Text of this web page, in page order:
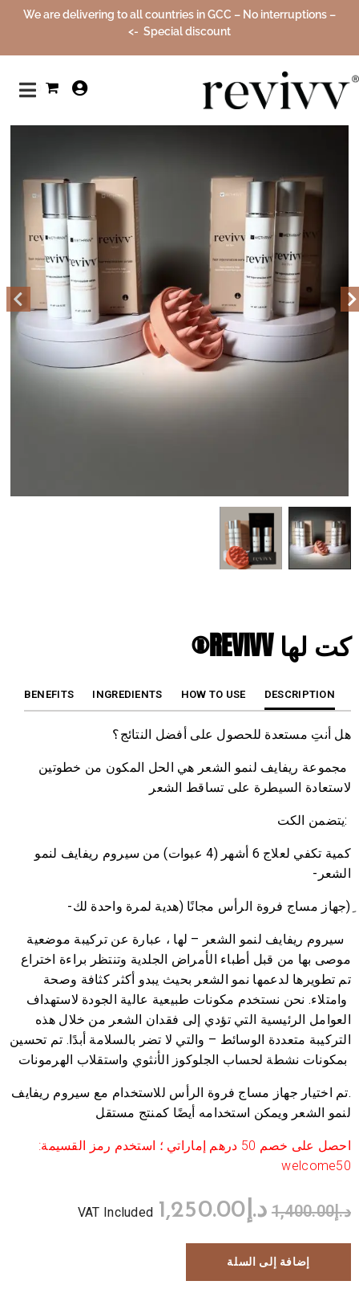
We are delivering to all countries in GCC – No interruptions –
Special discount ->
0
تخفيض!
كت لها REVIVV®
DESCRIPTION
HOW TO USE
INGREDIENTS
BENEFITS
هل أنتِ مستعدة للحصول على أفضل النتائج؟
مجموعة ريفايف لنمو الشعر هي الحل المكون من خطوتين
لاستعادة السيطرة على تساقط الشعر
:يتضمن الكت
كمية تكفي لعلاج 6 أشهر (4 عبوات) من سيروم ريفايف لنمو
الشعر-
ِ(جهاز مساج فروة الرأس مجانًا (هدية لمرة واحدة لك-
سيروم ريفايف لنمو الشعر – لها ، عبارة عن تركيبة موضعية
موصى بها من قبل أطباء الأمراض الجلدية وتنتظر براءة اختراع
تم تطويرها لدعمها نمو الشعر بحيث يبدو أكثر كثافة وصحة
وامتلاء. نحن نستخدم مكونات طبيعية عالية الجودة لاستهداف
العوامل الرئيسية التي تؤدي إلى فقدان الشعر من خلال هذه
التركيبة متعددة الوسائط – والتي لا تضر بالسلامة أبدًا. تم تحسين
بمكونات نشطة لحساب الجلوكوز الأنثوي واستقلاب الهرمونات
.تم اختيار جهاز مساج فروة الرأس للاستخدام مع سيروم ريفايف
لنمو الشعر ويمكن استخدامه أيضًا كمنتج مستقل
احصل على خصم 50 درهم إماراتي ؛ استخدم رمز القسيمة:
welcome50
د.إ1,400.00 د.إ 1,250.00
VAT Included
إضافة إلى السلة